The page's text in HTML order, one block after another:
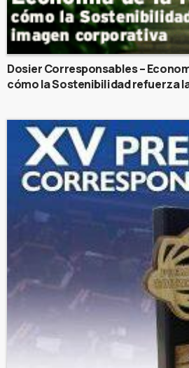
Dosier Corresponsables –
cómo la Sostenibilidad refuerza